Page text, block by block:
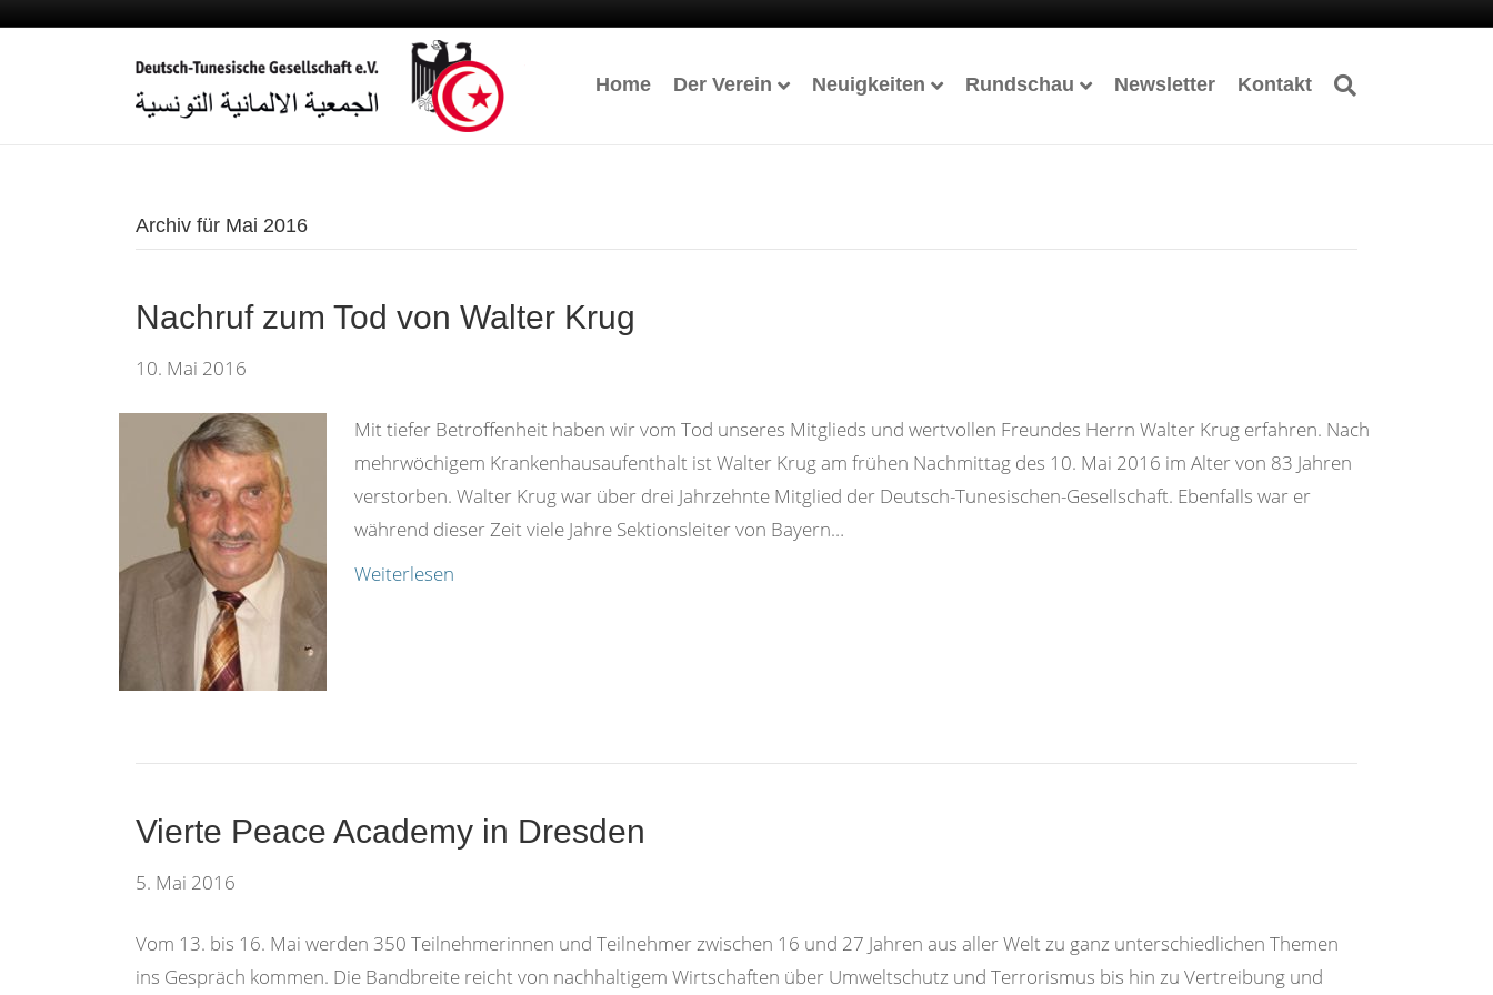
Home Der Verein Neuigkeiten Rundschau Newsletter Kontakt
Archiv für Mai 2016
Nachruf zum Tod von Walter Krug
10. Mai 2016
Mit tiefer Betroffenheit haben wir vom Tod unseres Mitglieds und wertvollen Freundes Herrn Walter Krug erfahren. Nach
mehrwöchigem Krankenhausaufenthalt ist Walter Krug am frühen Nachmittag des 10. Mai 2016 im Alter von 83 Jahren
verstorben. Walter Krug war über drei Jahrzehnte Mitglied der Deutsch-Tunesischen-Gesellschaft. Ebenfalls war er
während dieser Zeit viele Jahre Sektionsleiter von Bayern…
Weiterlesen
Vierte Peace Academy in Dresden
5. Mai 2016
Vom 13. bis 16. Mai werden 350 Teilnehmerinnen und Teilnehmer zwischen 16 und 27 Jahren aus aller Welt zu ganz unterschiedlichen Themen
ins Gespräch kommen. Die Bandbreite reicht von nachhaltigem Wirtschaften über Umweltschutz und Terrorismus bis hin zu Vertreibung und